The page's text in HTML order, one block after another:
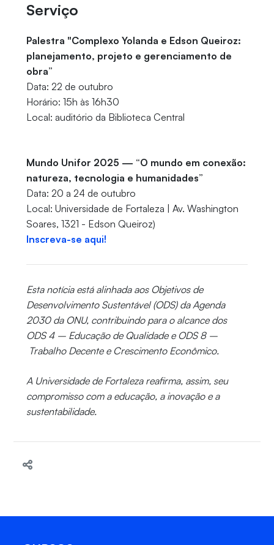
Serviço
Palestra "Complexo Yolanda e Edson Queiroz:
planejamento, projeto e gerenciamento de
obra”
Data: 22 de outubro
Horário: 15h às 16h30
Local: auditório da Biblioteca Central
Mundo Unifor 2025 — “O mundo em conexão:
natureza, tecnologia e humanidades”
Data: 20 a 24 de outubro
Local: Universidade de Fortaleza | Av. Washington
Soares, 1321 - Edson Queiroz)
Inscreva-se aqui!
Esta notícia está alinhada aos Objetivos de
Desenvolvimento Sustentável (ODS) da Agenda
2030 da ONU, contribuindo para o alcance dos
ODS 4 – Educação de Qualidade e ODS 8 –
Trabalho Decente e Crescimento Econômico.
A Universidade de Fortaleza reafirma, assim, seu
compromisso com a educação, a inovação e a
sustentabilidade.